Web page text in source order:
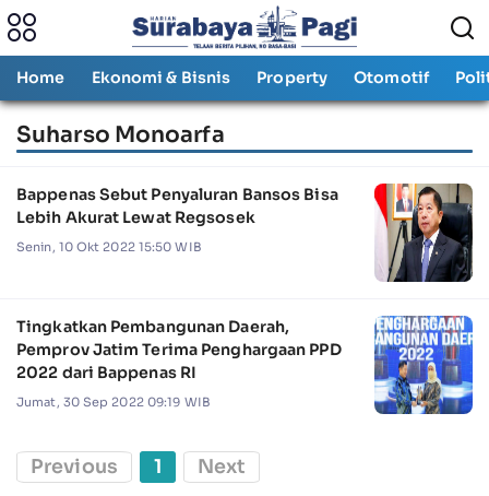
Home Ekonomi & Bisnis Property Otomotif
Suharso Monoarfa
Bappenas Sebut Penyaluran Bansos Bisa
Lebih Akurat Lewat Regsosek
Senin, 10 Okt 2022 15:50 WIB
Tingkatkan Pembangunan Daerah,
Pemprov Jatim Terima Penghargaan PPD
2022 dari Bappenas RI
Jumat, 30 Sep 2022 09:19 WIB
Previous 1 Next